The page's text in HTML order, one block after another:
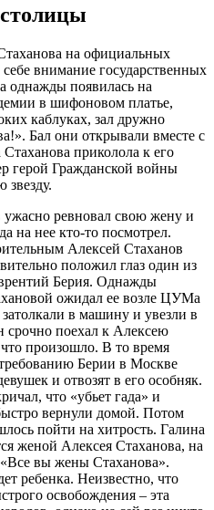
на официальных
внимание государственных
однажды появилась на
в шифоновом платье,
каблуках, зал дружно
Бал они открывали вместе с
приколола к его
герой Гражданской войны
звезду.
ужасно ревновал свою жену и
на нее кто-то посмотрел.
Алексей Стаханов
положил глаз один из
Берия. Однажды
ожидал ее возле ЦУМа
в машину и увезли в
срочно поехал к Алексею
произошло. В то время
Берии в Москве
и отвозят в его особняк.
что «убьет гада» и
вернули домой. Потом
пойти на хитрость. Галина
женой Алексея Стаханова, на
вы жены Стаханова».
ребенка. Неизвестно, что
освобождения – эта